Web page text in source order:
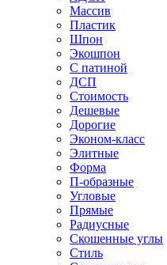
Массив
Пластик
Шпон
Экошпон
С патиной
ДСП
Стоимость
Дешевые
Дорогие
Эконом-класс
Элитные
Форма
П-образные
Угловые
Прямые
Радиусные
Скошенные углы
Стиль